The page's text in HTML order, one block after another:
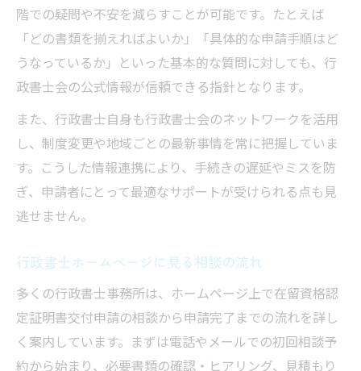
階での疑問や不安を減らすことが可能です。たとえば
「どの書類を揃えればよいか」「具体的な申請手順はど
うなっているか」といった基本的な質問に対しても、行
政書士会の公式情報が信頼できる指針となります。
また、行政書士自身も行政書士会のネットワークを活用
し、制度変更や地域ごとの最新事情を常に把握していま
す。こうした情報連携により、手続きの遅延やミスを防
ぎ、申請者にとって最適なサポートが受けられる点も見
逃せません。
行政書士ホームページに見る相談の流れ
多くの行政書士事務所は、ホームページ上で在留資格認
定証明書交付申請の相談から申請完了までの流れを詳し
く案内しています。まずは電話やメールでの初回相談予
約から始まり、必要書類の確認・ヒアリング、見積もり